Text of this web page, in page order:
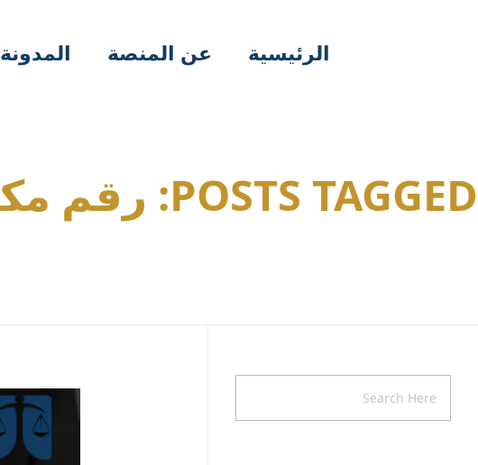
الرئيسية عن المنصة المدونة
POSTS TAGGED: رقم مكافحة الغش التجاري في السعودية